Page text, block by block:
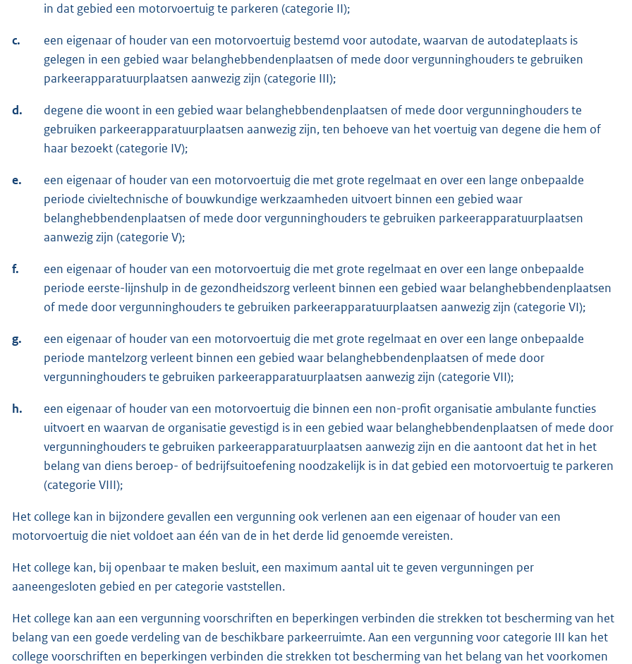
in dat gebied een motorvoertuig te parkeren (categorie II);
c.
een eigenaar of houder van een motorvoertuig bestemd voor autodate, waarvan de autodateplaats is
gelegen in een gebied waar belanghebbendenplaatsen of mede door vergunninghouders te gebruiken
parkeerapparatuurplaatsen aanwezig zijn (categorie III);
d.
degene die woont in een gebied waar belanghebbendenplaatsen of mede door vergunninghouders te
gebruiken parkeerapparatuurplaatsen aanwezig zijn, ten behoeve van het voertuig van degene die hem of
haar bezoekt (categorie IV);
e.
een eigenaar of houder van een motorvoertuig die met grote regelmaat en over een lange onbepaalde
periode civieltechnische of bouwkundige werkzaamheden uitvoert binnen een gebied waar
belanghebbendenplaatsen of mede door vergunninghouders te gebruiken parkeerapparatuurplaatsen
aanwezig zijn (categorie V);
f.
een eigenaar of houder van een motorvoertuig die met grote regelmaat en over een lange onbepaalde
periode eerste-lijnshulp in de gezondheidszorg verleent binnen een gebied waar belanghebbendenplaatsen
of mede door vergunninghouders te gebruiken parkeerapparatuurplaatsen aanwezig zijn (categorie VI);
g.
een eigenaar of houder van een motorvoertuig die met grote regelmaat en over een lange onbepaalde
periode mantelzorg verleent binnen een gebied waar belanghebbendenplaatsen of mede door
vergunninghouders te gebruiken parkeerapparatuurplaatsen aanwezig zijn (categorie VII);
h.
een eigenaar of houder van een motorvoertuig die binnen een non-profit organisatie ambulante functies
uitvoert en waarvan de organisatie gevestigd is in een gebied waar belanghebbendenplaatsen of mede door
vergunninghouders te gebruiken parkeerapparatuurplaatsen aanwezig zijn en die aantoont dat het in het
belang van diens beroep- of bedrijfsuitoefening noodzakelijk is in dat gebied een motorvoertuig te parkeren
(categorie VIII);
Het college kan in bijzondere gevallen een vergunning ook verlenen aan een eigenaar of houder van een
motorvoertuig die niet voldoet aan één van de in het derde lid genoemde vereisten.
Het college kan, bij openbaar te maken besluit, een maximum aantal uit te geven vergunningen per
aaneengesloten gebied en per categorie vaststellen.
Het college kan aan een vergunning voorschriften en beperkingen verbinden die strekken tot bescherming van het
belang van een goede verdeling van de beschikbare parkeerruimte. Aan een vergunning voor categorie III kan het
college voorschriften en beperkingen verbinden die strekken tot bescherming van het belang van het voorkomen